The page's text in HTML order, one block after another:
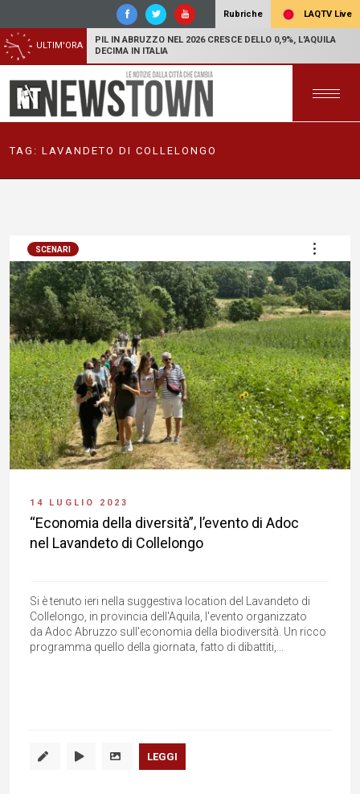
Rubriche LAQTV Live
ULTIM'ORA
PIL IN ABRUZZO NEL 2026 CRESCE DELLO 0,9%, L'AQUILA
DECIMA IN ITALIA
TAG: LAVANDETO DI COLLELONGO
SCENARI
14 LUGLIO 2023
“Economia della diversità”, l’evento di Adoc
nel Lavandeto di Collelongo
Si è tenuto ieri nella suggestiva location del Lavandeto di
Collelongo, in provincia dell'Aquila, l'evento organizzato
da Adoc Abruzzo sull'economia della biodiversità. Un ricco
programma quello della giornata, fatto di dibattiti,...
LEGGI